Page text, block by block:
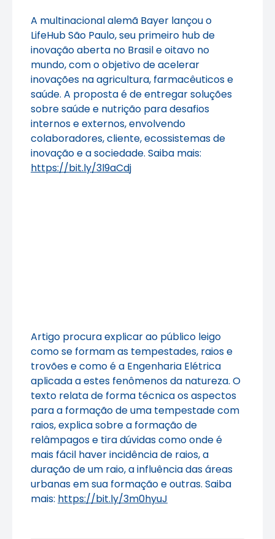
A multinacional alemã Bayer lançou o
LifeHub São Paulo, seu primeiro hub de
inovação aberta no Brasil e oitavo no
mundo, com o objetivo de acelerar
inovações na agricultura, farmacêuticos e
saúde. A proposta é de entregar soluções
sobre saúde e nutrição para desafios
internos e externos, envolvendo
colaboradores, cliente, ecossistemas de
inovação e a sociedade. Saiba mais:
https://bit.ly/3l9aCdj
Artigo procura explicar ao público leigo
como se formam as tempestades, raios e
trovões e como é a Engenharia Elétrica
aplicada a estes fenômenos da natureza. O
texto relata de forma técnica os aspectos
para a formação de uma tempestade com
raios, explica sobre a formação de
relâmpagos e tira dúvidas como onde é
mais fácil haver incidência de raios, a
duração de um raio, a influência das áreas
urbanas em sua formação e outras. Saiba
mais: https://bit.ly/3m0hyuJ